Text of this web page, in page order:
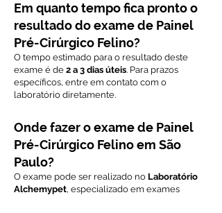
Em quanto tempo fica pronto o
resultado do exame de Painel
Pré-Cirúrgico Felino?
O tempo estimado para o resultado deste
exame é de 2 a 3 dias úteis. Para prazos
específicos, entre em contato com o
laboratório diretamente.
Onde fazer o exame de Painel
Pré-Cirúrgico Felino em São
Paulo?
O exame pode ser realizado no Laboratório
Alchemypet, especializado em exames